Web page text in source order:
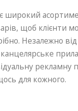
широкий
щоб клієнти
Незалежно
рекламну
для кожного.